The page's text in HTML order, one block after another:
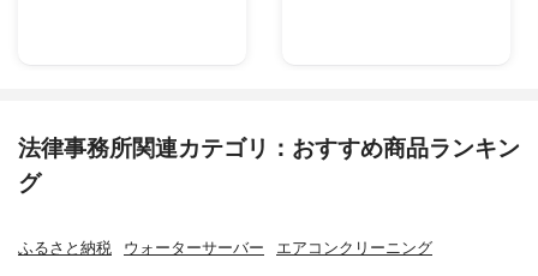
法律事務所関連カテゴリ：おすすめ商品ランキン
グ
ふるさと納税 ウォーターサーバー エアコンクリーニング